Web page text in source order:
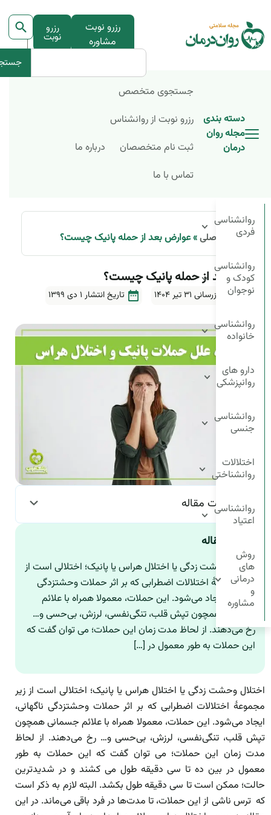
رزرو نوبت
مشاوره
رزرو
نوبت
دسته بندی
مجله روان
درمان
جستجوی متخصص
رزرو نوبت از روانشناس
ثبت نام متخصصان
درباره ما
تماس با ما
روانشناسی
فردی
روانشناسی
کودک و
نوجوان
روانشناسی
خانواده
دارو های
روانپزشکی
روانشناسی
جنسی
اختلالات
روانشناختی
روانشناسی
اعتیاد
روش
های
درمانی
و
مشاوره
صفحه اصلی»عوارض بعد از حمله پانیک چیست؟
عوارض بعد از حمله پانیک چیست؟
آخرین بروزرسانی ۳۱ تیر ۱۴۰۴ تاریخ انتشار 1 دی 1399
فهرست مقاله
چکیده مقاله
اختلال وحشت زدگی یا اختلال هراس یا پانیک؛ اختلالی است از
زیر مجموعۀ اختلالات اضطرابی که بر اثر حملات وحشتزدگی
ناگهانی، ایجاد می‌شود. این حملات، معمولا همراه با علائم
جسمانی همچون تپش قلب، تنگی‌نفسی، لرزش، بی‌حسی و…
رخ می‌دهند. از لحاظ مدت زمان این حملات؛ می توان گفت که
این حملات به طور معمول در […]
اختلال وحشت زدگی یا اختلال هراس یا پانیک؛ اختلالی است از زیر
مجموعۀ اختلالات اضطرابی که بر اثر حملات وحشتزدگی ناگهانی،
ایجاد می‌شود. این حملات، معمولا همراه با علائم جسمانی همچون
تپش قلب، تنگی‌نفسی، لرزش، بی‌حسی و… رخ می‌دهند. از لحاظ
مدت زمان این حملات؛ می توان گفت که این حملات به طور
معمول در بین ده تا سی دقیقه طول می کشند و در شدید‌ترین
حالت؛ ممکن است تا سی دقیقه طول بکشد. البته لازم به ذکر است
که ترس ناشی از این حملات، تا مدت‌ها در فرد باقی می‌ماند. در این